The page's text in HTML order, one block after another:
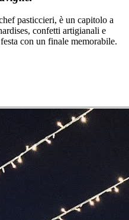
pasticcieri, è un capitolo a
confetti artigianali e
con un finale memorabile.